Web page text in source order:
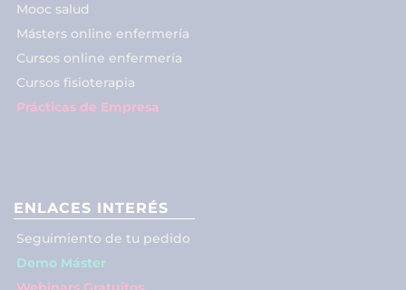
Mooc salud
Másters online enfermería
Cursos online enfermería
Cursos fisioterapia
Prácticas de Empresa
ENLACES INTERÉS
Seguimiento de tu pedido
Demo Máster